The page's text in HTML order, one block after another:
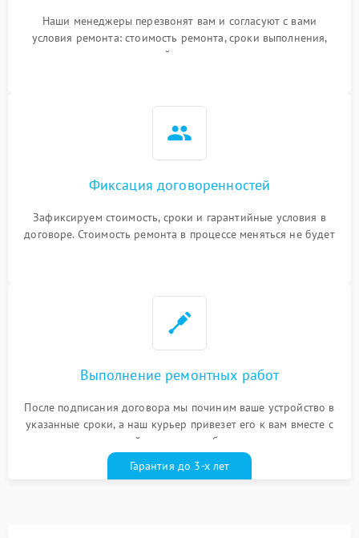
Наши менеджеры перезвонят вам и согласуют с вами
условия ремонта: стоимость ремонта, сроки выполнения,
гарантийные условия
Фиксация договоренностей
Зафиксируем стоимость, сроки и гарантийные условия в
договоре. Стоимость ремонта в процессе меняться не будет
Выполнение ремонтных работ
После подписания договора мы починим ваше устройство в
указанные сроки, а наш курьер привезет его к вам вместе с
гарантийным талоном бесплатно
Гарантия до 3-х лет